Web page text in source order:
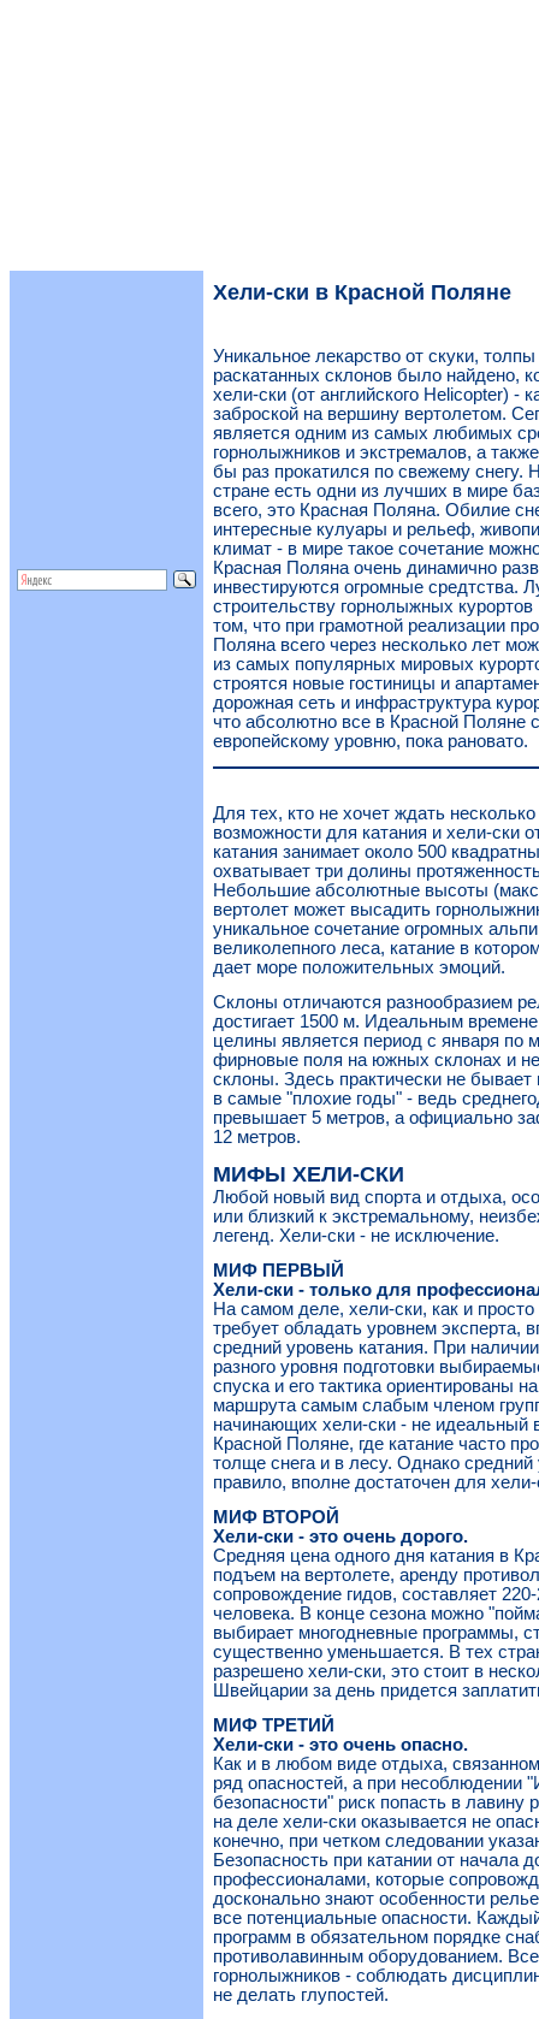
Хели-ски в Красной Поляне
Уникальное лекарство от скуки,
раскатанных склонов было найдено,
хели-ски (от английского Helicopter) -
заброской на вершину вертолетом.
является одним из самых любимых
горнолыжников и экстремалов, а
бы раз прокатился по свежему снегу.
стране есть одни из лучших в мире
всего, это Красная Поляна. Обилие
интересные кулуары и рельеф,
климат - в мире такое сочетание
Красная Поляна очень динамично
инвестируются огромные средтства.
строительству горнолыжных курортов
том, что при грамотной реализации
Поляна всего через несколько лет
из самых популярных мировых
строятся новые гостиницы и
дорожная сеть и инфраструктура
что абсолютно все в Красной Поляне
европейскому уровню, пока рановато.
Для тех, кто не хочет ждать
возможности для катания и хели-ски
катания занимает около 500
охватывает три долины
Небольшие абсолютные высоты
вертолет может высадить
уникальное сочетание огромных
великолепного леса, катание в
дает море положительных эмоций.
Склоны отличаются разнообразием
достигает 1500 м. Идеальным
целины является период с января по
фирновые поля на южных склонах и
склоны. Здесь практически не
в самые "плохие годы" - ведь
превышает 5 метров, а официально
12 метров.
МИФЫ ХЕЛИ-СКИ
Любой новый вид спорта и отдыха,
или близкий к экстремальному,
легенд. Хели-ски - не исключение.
МИФ ПЕРВЫЙ
Хели-ски - только для
На самом деле, хели-ски, как и
требует обладать уровнем эксперта,
средний уровень катания. При
разного уровня подготовки
спуска и его тактика ориентированы
маршрута самым слабым членом
начинающих хели-ски - не идеальный
Красной Поляне, где катание часто
толще снега и в лесу. Однако средний
правило, вполне достаточен для хели-
МИФ ВТОРОЙ
Хели-ски - это очень дорого.
Средняя цена одного дня катания в
подъем на вертолете, аренду
сопровождение гидов, составляет
человека. В конце сезона можно
выбирает многодневные программы,
существенно уменьшается. В тех
разрешено хели-ски, это стоит в
Швейцарии за день придется
МИФ ТРЕТИЙ
Хели-ски - это очень опасно.
Как и в любом виде отдыха,
ряд опасностей, а при несоблюдении
безопасности" риск попасть в лавину
на деле хели-ски оказывается не
конечно, при четком следовании
Безопасность при катании от начала
профессионалами, которые
досконально знают особенности
все потенциальные опасности.
программ в обязательном порядке
противолавинным оборудованием.
горнолыжников - соблюдать
не делать глупостей.